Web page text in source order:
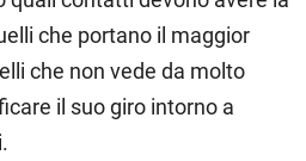
che portano il maggior
che non vede da molto
il suo giro intorno a